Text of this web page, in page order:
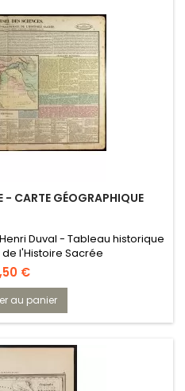
- CARTE GÉOGRAPHIQUE
Duval - Tableau historique
l'Histoire Sacrée
€
au panier